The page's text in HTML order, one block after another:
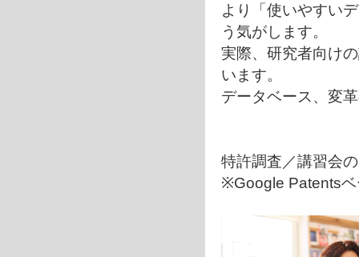
より「使いやすい
う気がします。
実際、研究者向け
います。
データベース、変
特許調査／講習会の
※Google Patentsベ